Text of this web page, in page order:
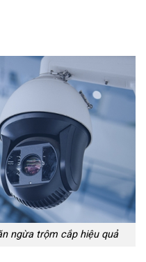
ngừa trộm cắp hiệu quả